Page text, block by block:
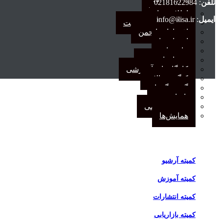
اخبار وب‌گاه
اطلاعیه‌ها
اطلاعیه‌های عضویت
افتخارات انجمن
انتصاب‌ها
بیانیه‌ها
رویدادهای مهم
کارگاه‌های آموزشی
کنگره سالانه
گفت‌وگوها
یادداشت
مجمع عمومی
همایش‌ها
کمیته آرشیو
کمیته آموزش
کمیته انتشارات
کمیته بازاریابی
تلفن: 02181622984
ایمیل: info@ilisa.ir